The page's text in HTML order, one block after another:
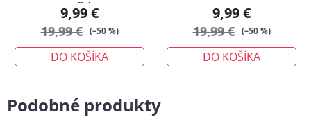
veľký
9,99 €
19,99 € (–50 %)
DO KOŠÍKA
9,99 €
19,99 € (–50 %)
DO KOŠÍKA
Podobné produkty